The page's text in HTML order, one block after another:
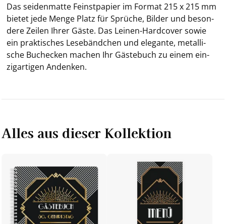
Das sei­den­mat­te Feinst­pa­pier im For­mat 215 x 215 mm
bie­tet jede Menge Platz für Sprü­che, Bil­der und be­son­
de­re Zei­len Ihrer Gäste. Das Leinen-​Hardcover sowie
ein prak­ti­sches Le­se­bänd­chen und ele­gan­te, me­tal­li­
sche Buch­ecken ma­chen Ihr Gäs­te­buch zu einem ein­
zig­ar­ti­gen An­denken.
Alles aus dieser Kollektion